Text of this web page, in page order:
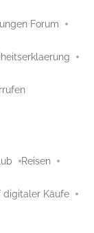
Forum
Reisen
digitaler Käufe